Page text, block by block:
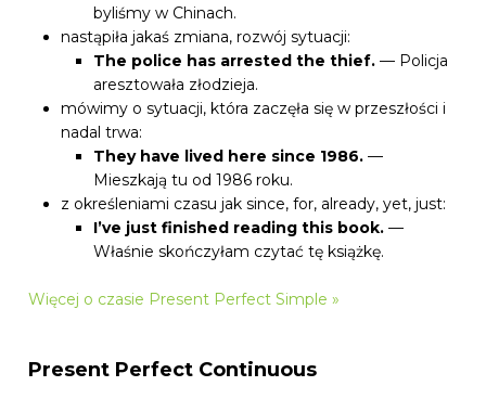
byliśmy w Chinach.
nastąpiła jakaś zmiana, rozwój sytuacji:
The police has arrested the thief. — Policja
aresztowała złodzieja.
mówimy o sytuacji, która zaczęła się w przeszłości i
nadal trwa:
They have lived here since 1986. —
Mieszkają tu od 1986 roku.
z określeniami czasu jak since, for, already, yet, just:
I’ve just finished reading this book. —
Właśnie skończyłam czytać tę książkę.
Więcej o czasie Present Perfect Simple »
Present Perfect Continuous